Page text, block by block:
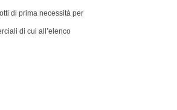
di prima necessità per
di cui all’elenco